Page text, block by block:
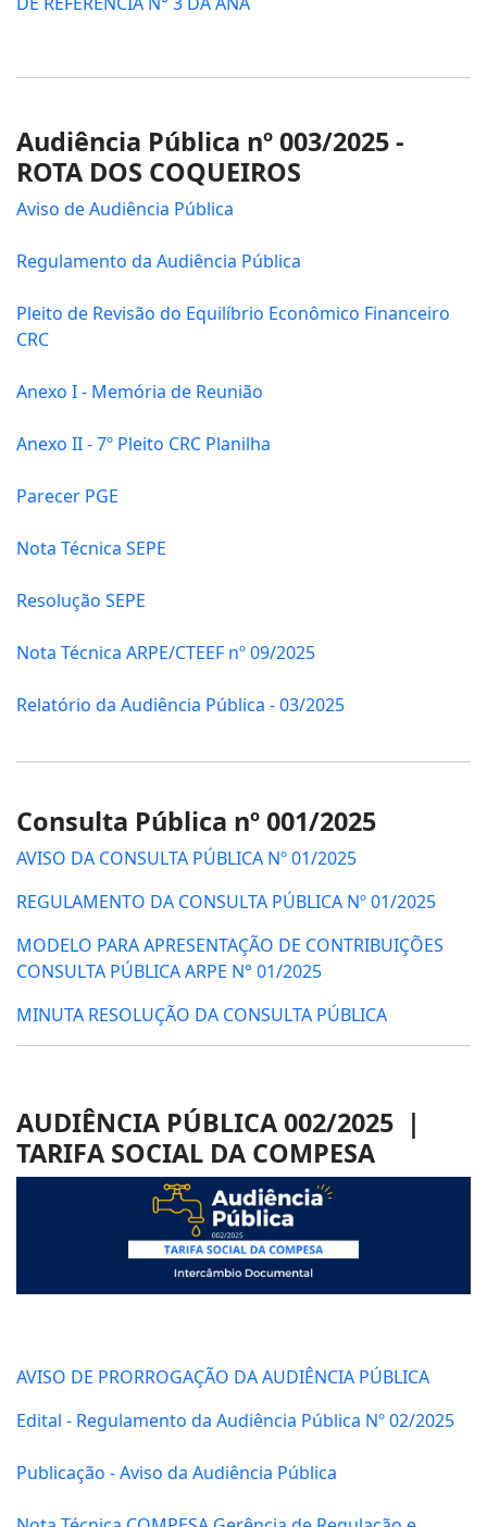
Audiência Pública nº 003/2025 -
ROTA DOS COQUEIROS
Aviso de Audiência Pública
Regulamento da Audiência Pública
Pleito de Revisão do Equilíbrio Econômico Financeiro
CRC
Anexo I - Memória de Reunião
Anexo II - 7º Pleito CRC Planilha
Parecer PGE
Nota Técnica SEPE
Resolução SEPE
Nota Técnica ARPE/CTEEF nº 09/2025
Relatório da Audiência Pública - 03/2025
Consulta Pública nº 001/2025
AVISO DA CONSULTA PÚBLICA Nº 01/2025
REGULAMENTO DA CONSULTA PÚBLICA Nº 01/2025
MODELO PARA APRESENTAÇÃO DE CONTRIBUIÇÕES
CONSULTA PÚBLICA ARPE N° 01/2025
MINUTA RESOLUÇÃO DA CONSULTA PÚBLICA
AUDIÊNCIA PÚBLICA 002/2025 |
TARIFA SOCIAL DA COMPESA
AVISO DE PRORROGAÇÃO DA AUDIÊNCIA PÚBLICA
Edital - Regulamento da Audiência Pública Nº 02/2025
Publicação - Aviso da Audiência Pública